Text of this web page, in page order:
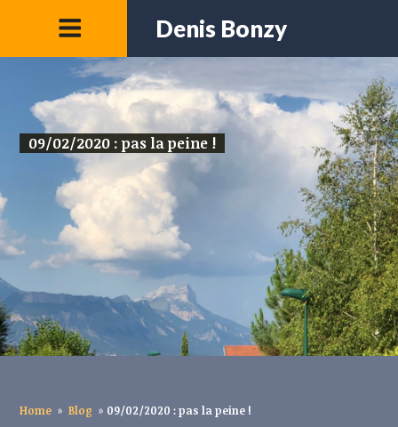
Denis Bonzy
09/02/2020 : pas la peine !
Home » Blog » 09/02/2020 : pas la peine !